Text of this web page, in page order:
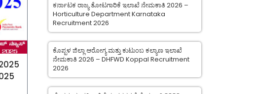
ಕರ್ನಾಟಕ ರಾಜ್ಯ ತೋಟಗಾರಿಕೆ ಇಲಾಖೆ ನೇಮಕಾತಿ 2026 –
Horticulture Department Karnataka
Recruitment 2026
ಕೊಪ್ಪಳ ಜಿಲ್ಲಾ ಆರೋಗ್ಯ ಮತ್ತು ಕುಟುಂಬ ಕಲ್ಯಾಣ ಇಲಾಖೆ
ನೇಮಕಾತಿ 2026 – DHFWD Koppal Recruitment
2026